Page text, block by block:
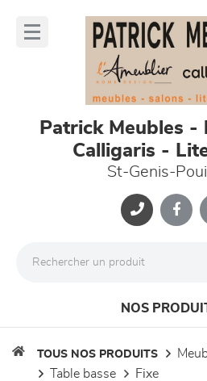
Patrick Meubles
Calligaris -
St-Genis-
NOS
TOUS NOS PRODUITS
table basse
fixe